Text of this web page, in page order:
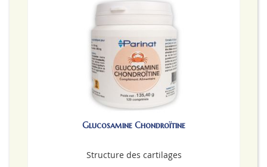
Glucosamine Chondroïtine
Structure des cartilages